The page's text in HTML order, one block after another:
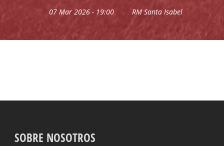
07 Mar 2026 - 19:00 RM Santa Isabel
SOBRE NOSOTROS